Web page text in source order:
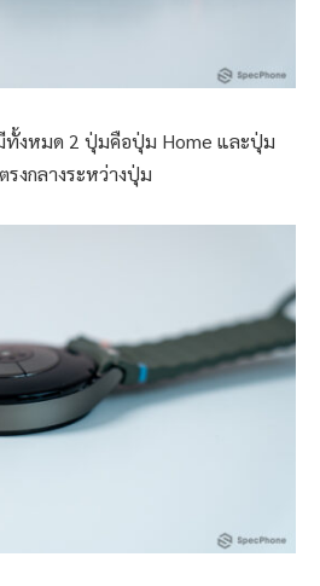
งหมด 2 ปุ่มคือปุ่ม Home และปุ่ม
งกลางระหว่างปุ่ม